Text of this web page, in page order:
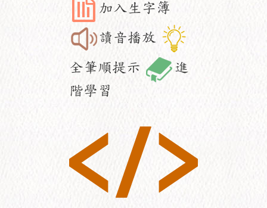
加入生字簿
讀音播放
全筆順提示
進
階學習